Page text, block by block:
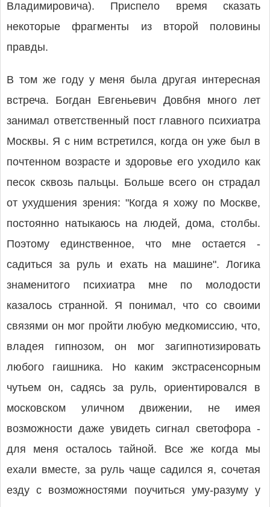
Владимировича). Приспело время сказать
некоторые фрагменты из второй половины
правды.
В том же году у меня была другая интересная
встреча. Богдан Евгеньевич Довбня много лет
занимал ответственный пост главного психиатра
Москвы. Я с ним встретился, когда он уже был в
почтенном возрасте и здоровье его уходило как
песок сквозь пальцы. Больше всего он страдал
от ухудшения зрения: "Когда я хожу по Москве,
постоянно натыкаюсь на людей, дома, столбы.
Поэтому единственное, что мне остается -
садиться за руль и ехать на машине". Логика
знаменитого психиатра мне по молодости
казалось странной. Я понимал, что со своими
связями он мог пройти любую медкомиссию, что,
владея гипнозом, он мог загипнотизировать
любого гаишника. Но каким экстрасенсорным
чутьем он, садясь за руль, ориентировался в
московском уличном движении, не имея
возможности даже увидеть сигнал светофора -
для меня осталось тайной. Все же когда мы
ехали вместе, за руль чаще садился я, сочетая
езду с возможностями поучиться уму-разуму у